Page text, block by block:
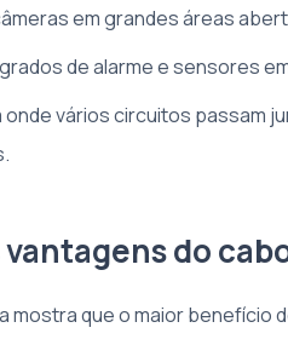
em grandes áreas
de alarme e sensores
vários circuitos passam
do
mostra que o maior benefício